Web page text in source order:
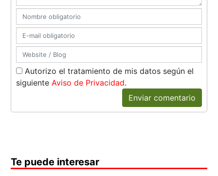
Autorizo el tratamiento de mis datos según el
siguienteAviso de Privacidad.
Enviar comentario
Te puede interesar